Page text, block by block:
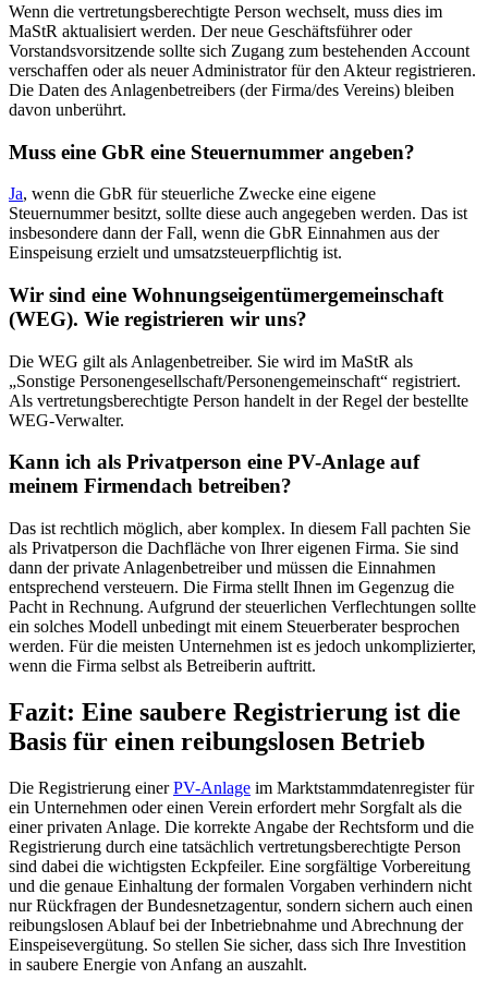
Wenn die vertretungsberechtigte Person wechselt, muss dies im
MaStR aktualisiert werden. Der neue Geschäftsführer oder
Vorstandsvorsitzende sollte sich Zugang zum bestehenden Account
verschaffen oder als neuer Administrator für den Akteur registrieren.
Die Daten des Anlagenbetreibers (der Firma/des Vereins) bleiben
davon unberührt.
Muss eine GbR eine Steuernummer angeben?
Ja, wenn die GbR für steuerliche Zwecke eine eigene
Steuernummer besitzt, sollte diese auch angegeben werden. Das ist
insbesondere dann der Fall, wenn die GbR Einnahmen aus der
Einspeisung erzielt und umsatzsteuerpflichtig ist.
Wir sind eine Wohnungseigentümergemeinschaft
(WEG). Wie registrieren wir uns?
Die WEG gilt als Anlagenbetreiber. Sie wird im MaStR als
„Sonstige Personengesellschaft/Personengemeinschaft“ registriert.
Als vertretungsberechtigte Person handelt in der Regel der bestellte
WEG-Verwalter.
Kann ich als Privatperson eine PV-Anlage auf
meinem Firmendach betreiben?
Das ist rechtlich möglich, aber komplex. In diesem Fall pachten Sie
als Privatperson die Dachfläche von Ihrer eigenen Firma. Sie sind
dann der private Anlagenbetreiber und müssen die Einnahmen
entsprechend versteuern. Die Firma stellt Ihnen im Gegenzug die
Pacht in Rechnung. Aufgrund der steuerlichen Verflechtungen sollte
ein solches Modell unbedingt mit einem Steuerberater besprochen
werden. Für die meisten Unternehmen ist es jedoch unkomplizierter,
wenn die Firma selbst als Betreiberin auftritt.
Fazit: Eine saubere Registrierung ist die
Basis für einen reibungslosen Betrieb
Die Registrierung einerPV-Anlage im Marktstammdatenregister für
ein Unternehmen oder einen Verein erfordert mehr Sorgfalt als die
einer privaten Anlage. Die korrekte Angabe der Rechtsform und die
Registrierung durch eine tatsächlich vertretungsberechtigte Person
sind dabei die wichtigsten Eckpfeiler. Eine sorgfältige Vorbereitung
und die genaue Einhaltung der formalen Vorgaben verhindern nicht
nur Rückfragen der Bundesnetzagentur, sondern sichern auch einen
reibungslosen Ablauf bei der Inbetriebnahme und Abrechnung der
Einspeisevergütung. So stellen Sie sicher, dass sich Ihre Investition
in saubere Energie von Anfang an auszahlt.